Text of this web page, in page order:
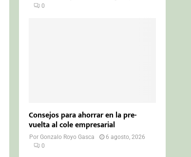
0
Consejos para ahorrar en la pre-
vuelta al cole empresarial
PorGonzalo Royo Gasca
6 agosto, 2026
0